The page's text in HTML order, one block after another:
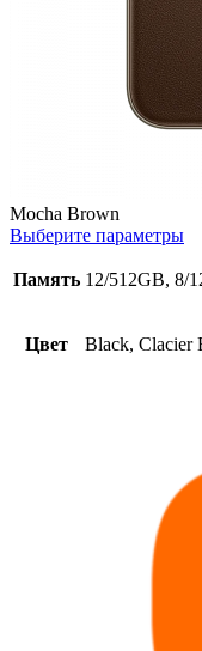
Mocha Brown
Выберите параметры
Память 12/512GB, 8/
Цвет Black, Clacier